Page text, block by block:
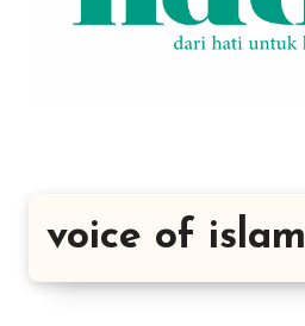
voice of islam